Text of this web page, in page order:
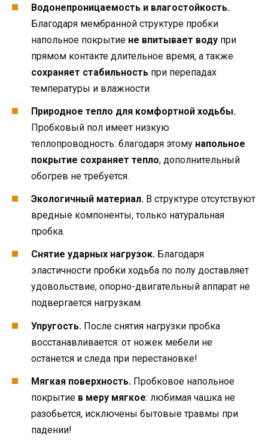
Водонепроницаемость и влагостойкость.
Благодаря мембранной структуре пробки
напольное покрытие не впитывает воду при
прямом контакте длительное время, а также
сохраняет стабильность при перепадах
температуры и влажности.
Природное тепло для комфортной ходьбы.
Пробковый пол имеет низкую
теплопроводность: благодаря этому напольное
покрытие сохраняет тепло, дополнительный
обогрев не требуется.
Экологичный материал. В структуре отсутствуют
вредные компоненты, только натуральная
пробка.
Снятие ударных нагрузок. Благодаря
эластичности пробки ходьба по полу доставляет
удовольствие, опорно-двигательный аппарат не
подвергается нагрузкам.
Упругость. После снятия нагрузки пробка
восстанавливается: от ножек мебели не
останется и следа при перестановке!
Мягкая поверхность. Пробковое напольное
покрытие в меру мягкое: любимая чашка не
разобьется, исключены бытовые травмы при
падении!